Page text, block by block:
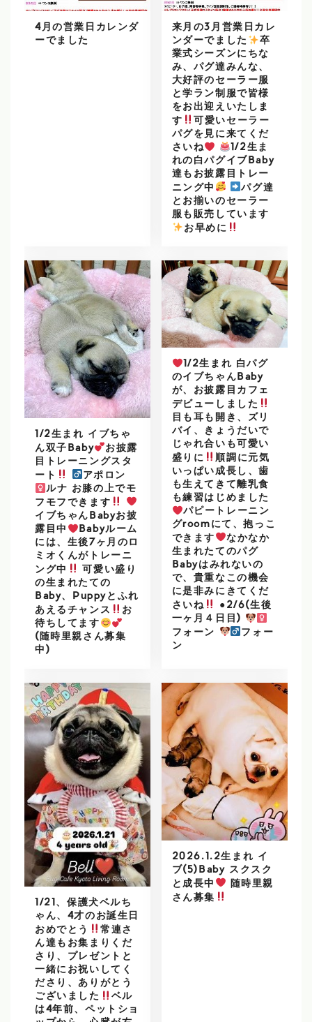
4月の営業日カレンダ
ーでました
来月の3月営業日カレ
ンダーでました
️卒
業式シーズンにちな
み、パグ達みんな、
大好評のセーラー服
と学ラン制服で皆様
をお出迎えいたしま
す
可愛いセーラー
パグを見に来てくだ
さいね
1/2生ま
れの白パグイブBaby
達もお披露目トレー
ニング中
パグ達
とお揃いのセーラー
服も販売しています
お早めに
1/2生まれ イブちゃ
ん双子Baby
お披露
目トレーニングスタ
ート
アポロン
ルナ お膝の上でモ
フモフできます
イブちゃんBabyお披
露目中
Babyルーム
には、生後7ヶ月のロ
ミオくんがトレーニ
ング中
可愛い盛り
の生まれたての
Baby、Puppyとふれ
あえるチャンス
お
待ちしてます
(随時里親さん募集
中)
1/2生まれ 白パグ
のイブちゃんBaby
が、お披露目カフェ
デビューしました
目も耳も開き、ズリ
バイ、きょうだいで
じゃれ合いも可愛い
盛りに
順調に元気
いっぱい成長し、歯
も生えてきて離乳食
も練習はじめました
パピートレーニン
グroomにて、抱っこ
できます
なかなか
生まれたてのパグ
Babyはみれないの
で、貴重なこの機会
に是非みにきてくだ
さいね
●2/6(生後
一ヶ月４日目)
フォーン
フォー
ン
1/21、保護犬ベルち
ゃん、4才のお誕生日
おめでとう
常連さ
ん達もお集まりくだ
さり、プレゼントと
一緒にお祝いしてく
ださり、ありがとう
ございました
ベル
は4年前、ペットショ
2026.1.2生まれ イ
ブ(5)Baby スクスク
と成長中
随時里親
さん募集